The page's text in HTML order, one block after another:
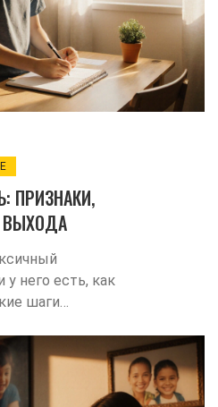
ПРИЗНАКИ,
ВЫХОДА
у него есть, как
шаги